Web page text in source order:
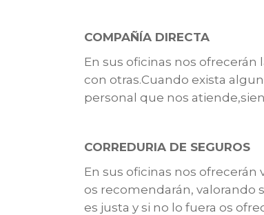
COMPAÑÍA DIRECTA
En sus oficinas nos
con otras.Cuando exista
personal que nos
CORREDURIA DE SEGUROS
En sus oficinas nos
os recomendarán, valorando
es justa y si no lo fuera os